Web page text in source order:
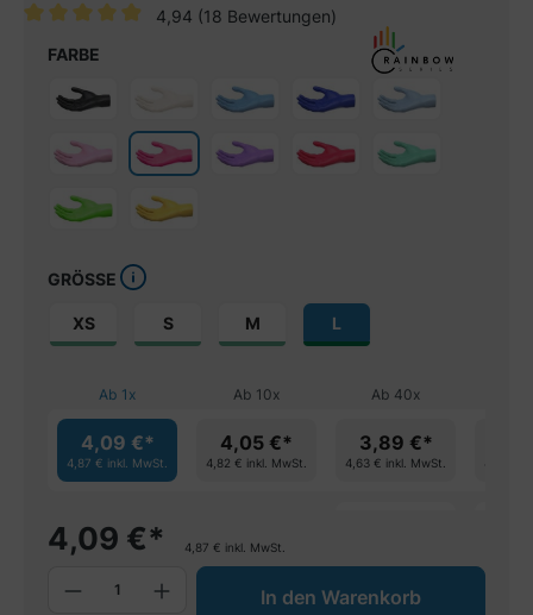
Durchschnittliche Bewertung von 4.9 von 5 Sternen
4,94 (18 Bewertungen)
FARBE
GRÖSSE
XS S M L
Ab 1 x
4,09 €*
4,87 € inkl. MwSt.
Ab 10x
4,05 €*
4,82 € inkl. MwSt.
Ab 40x
3,89 €*
4,63 € inkl. MwSt.
4,09 €* 4,87 € inkl. MwSt.
Produkt Anzahl: Gib den
In den Warenkorb